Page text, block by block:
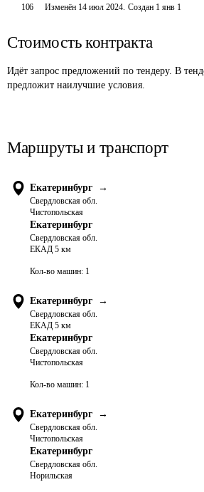
106 Изменён 14 июл 2024. Создан 1 янв 1
Стоимость контракта
Идёт запрос предложений по тендеру. В
предложит наилучшие условия.
Маршруты и транспорт
Екатеринбург →
Свердловская обл.
Чистопольская
Екатеринбург
Свердловская обл.
ЕКАД 5 км
Кол-во машин: 1
Екатеринбург →
Свердловская обл.
ЕКАД 5 км
Екатеринбург
Свердловская обл.
Чистопольская
Кол-во машин: 1
Екатеринбург →
Свердловская обл.
Чистопольская
Екатеринбург
Свердловская обл.
Норильская